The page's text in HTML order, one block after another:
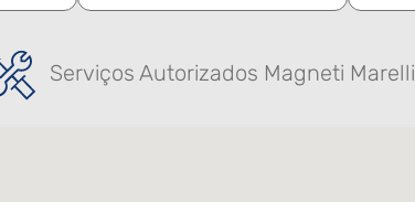
Serviços Autorizados Magneti Marelli